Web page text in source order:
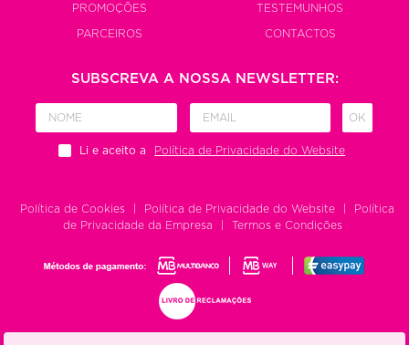
PROMOÇÕES TESTEMUNHOS
PARCEIROS CONTACTOS
SUBSCREVA A NOSSA NEWSLETTER:
OK
Li e aceito a Política de Privacidade do Website
Política de Cookies Política de Privacidade do Website
Política
de Privacidade da Empresa
Termos e Condições